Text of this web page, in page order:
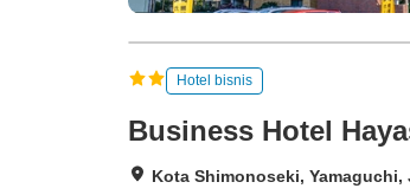
Hotel bisnis
Business Hotel
Kota Shimonoseki, Yamaguchi,